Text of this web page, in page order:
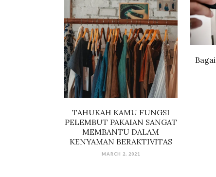
TAHUKAH KAMU FUNGSI
PELEMBUT PAKAIAN SANGAT
MEMBANTU DALAM
KENYAMAN BERAKTIVITAS
MARCH 2, 2021